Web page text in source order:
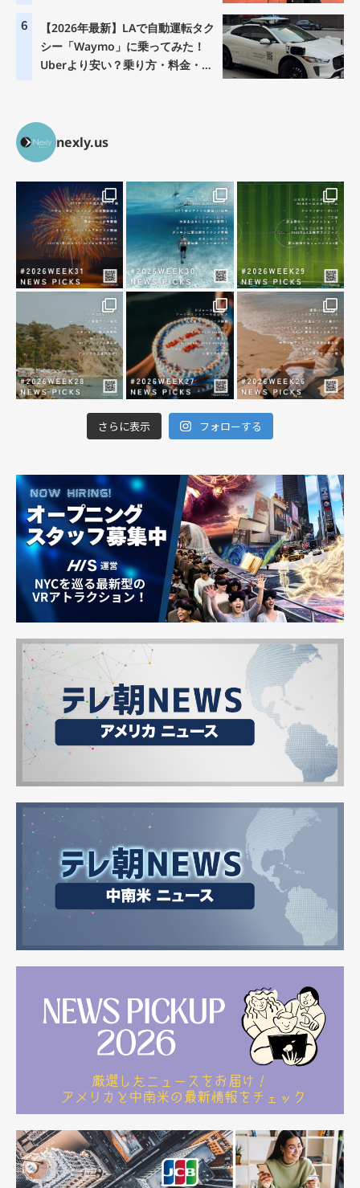
6
【2026年最新】LAで自動運転タク
シー「Waymo」に乗ってみた！
Uberより安い？乗り方・料金・注
nexly.us
さらに表示 フォローする